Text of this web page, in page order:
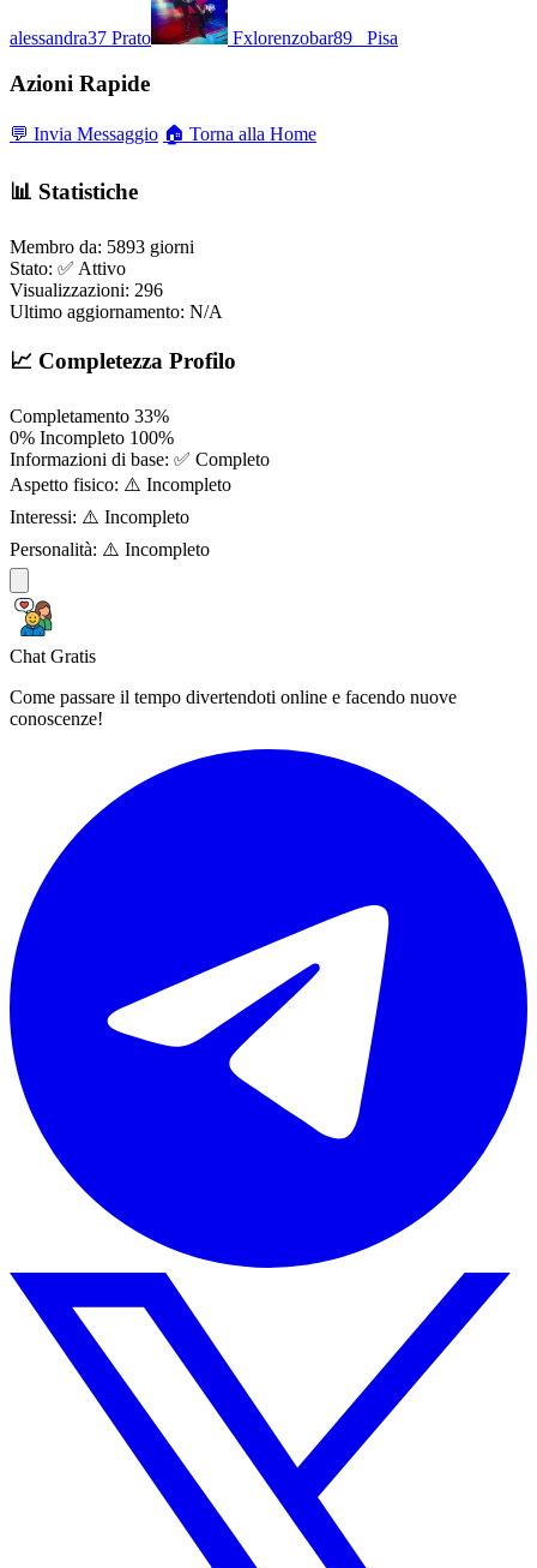
alessandra37 Prato Fxlorenzobar89_ Pisa
Azioni Rapide
💬 Invia Messaggio 🏠 Torna alla Home
📊 Statistiche
Membro da: 5893 giorni
Stato: ✅ Attivo
Visualizzazioni: 296
Ultimo aggiornamento: N/A
📈 Completezza Profilo
Completamento 33%
0% Incompleto 100%
Informazioni di base: ✅ Completo
Aspetto fisico: ⚠️ Incompleto
Interessi: ⚠️ Incompleto
Personalità: ⚠️ Incompleto
Chat Gratis
Come passare il tempo divertendoti online e facendo nuove
conoscenze!